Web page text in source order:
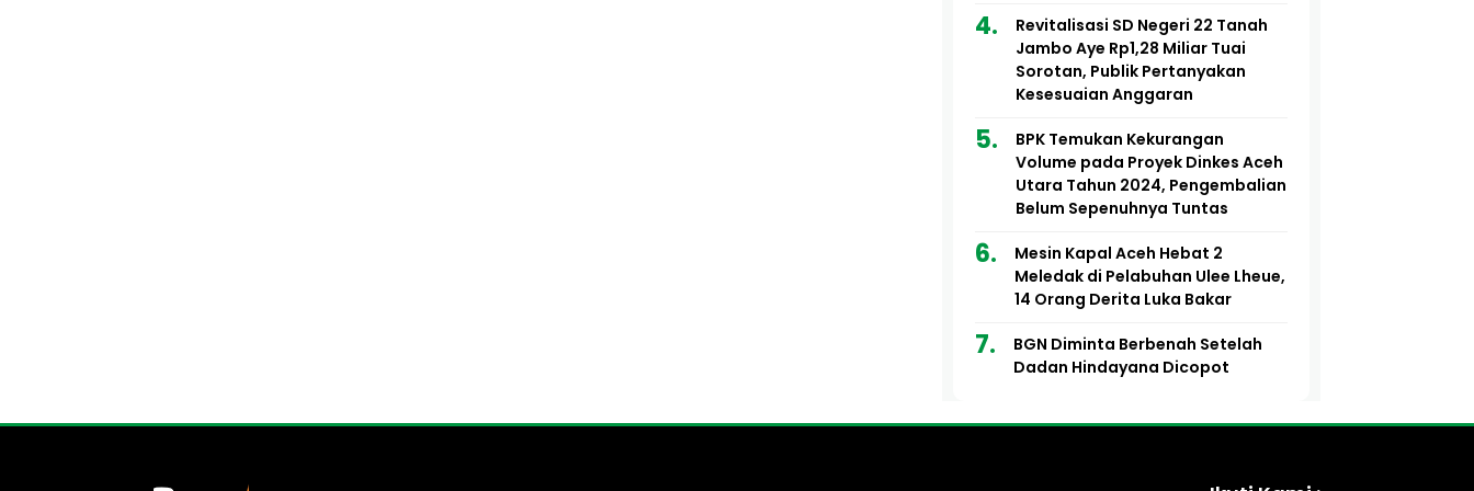
Revitalisasi SD Negeri 22 Tanah
Jambo Aye Rp1,28 Miliar Tuai
Sorotan, Publik Pertanyakan
Kesesuaian Anggaran
BPK Temukan Kekurangan
Volume pada Proyek Dinkes Aceh
Utara Tahun 2024, Pengembalian
Belum Sepenuhnya Tuntas
Mesin Kapal Aceh Hebat 2
Meledak di Pelabuhan Ulee Lheue,
14 Orang Derita Luka Bakar
BGN Diminta Berbenah Setelah
Dadan Hindayana Dicopot